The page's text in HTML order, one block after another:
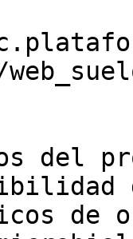
del
de